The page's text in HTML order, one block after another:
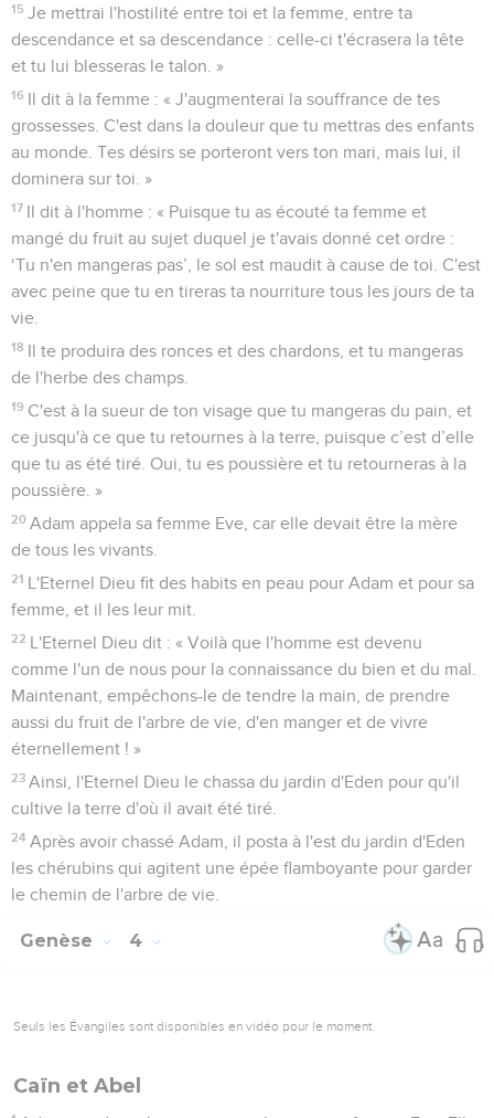
15 Je mettrai l'hostilité entre toi et la femme, entre ta
descendance et sa descendance : celle-ci t'écrasera la tête
et tu lui blesseras le talon. »
16 Il dit à la femme : « J'augmenterai la souffrance de tes
grossesses. C'est dans la douleur que tu mettras des enfants
au monde. Tes désirs se porteront vers ton mari, mais lui, il
dominera sur toi. »
17 Il dit à l'homme : « Puisque tu as écouté ta femme et
mangé du fruit au sujet duquel je t'avais donné cet ordre :
‘Tu n'en mangeras pas’, le sol est maudit à cause de toi. C'est
avec peine que tu en tireras ta nourriture tous les jours de ta
vie.
18 Il te produira des ronces et des chardons, et tu mangeras
de l'herbe des champs.
19 C'est à la sueur de ton visage que tu mangeras du pain, et
ce jusqu'à ce que tu retournes à la terre, puisque c’est d’elle
que tu as été tiré. Oui, tu es poussière et tu retourneras à la
poussière. »
20 Adam appela sa femme Eve, car elle devait être la mère
de tous les vivants.
21 L'Eternel Dieu fit des habits en peau pour Adam et pour sa
femme, et il les leur mit.
22 L'Eternel Dieu dit : « Voilà que l'homme est devenu
comme l'un de nous pour la connaissance du bien et du mal.
Maintenant, empêchons-le de tendre la main, de prendre
aussi du fruit de l'arbre de vie, d'en manger et de vivre
éternellement ! »
23 Ainsi, l'Eternel Dieu le chassa du jardin d'Eden pour qu'il
cultive la terre d'où il avait été tiré.
24 Après avoir chassé Adam, il posta à l'est du jardin d'Eden
les chérubins qui agitent une épée flamboyante pour garder
le chemin de l'arbre de vie.
Genèse 4
Seuls les Évangiles sont disponibles en vidéo pour le moment.
Caïn et Abel